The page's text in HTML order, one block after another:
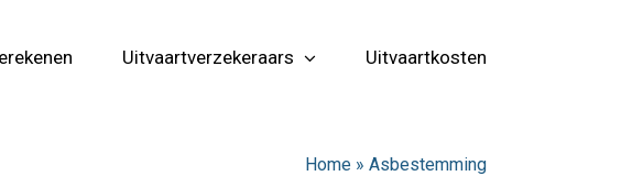
Uitvaartverzekeraars Uitvaartkosten
Home »Asbestemming